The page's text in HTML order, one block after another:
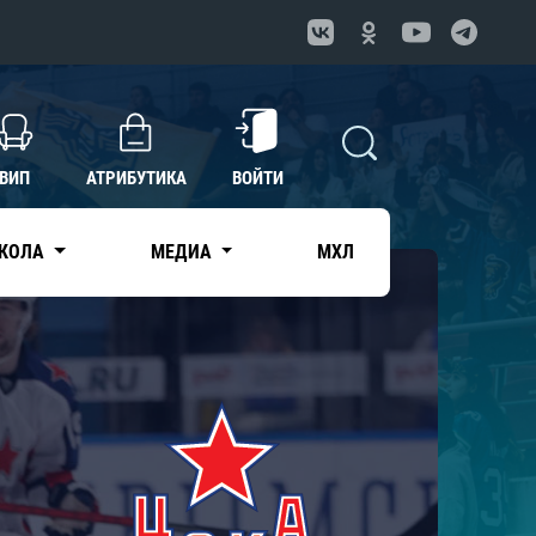
ВИП АТРИБУТИКА ВОЙТИ
МЕДИА МХЛ